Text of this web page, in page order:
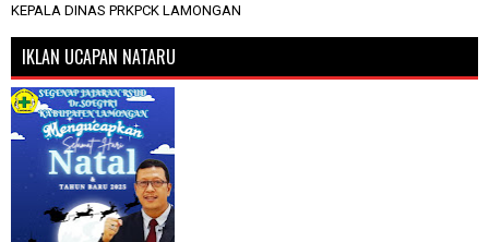
KEPALA DINAS PRKPCK LAMONGAN
IKLAN UCAPAN NATARU